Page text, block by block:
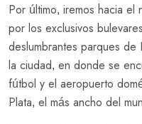
Por último, iremos hacia
por los exclusivos
deslumbrantes parques
la ciudad, en donde se
fútbol y el aeropuerto
Plata, el más ancho del